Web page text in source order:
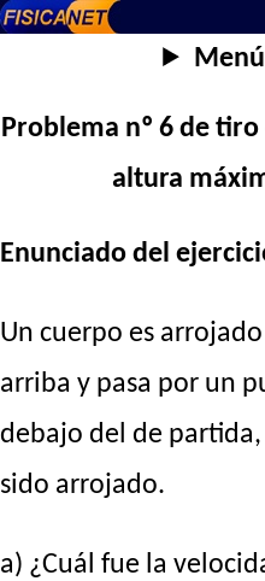
Problema nº 6 de
altura
Enunciado del
Un cuerpo es
arriba y pasa por un
debajo del de partida,
sido arrojado.
a) ¿Cuál fue la